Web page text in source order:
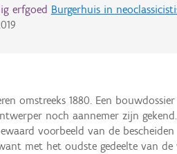
erfgoed Burgerhuis in
omstreeks 1880. Een bouwdossier
noch aannemer zijn
voorbeeld van de bescheiden
met het oudste gedeelte van